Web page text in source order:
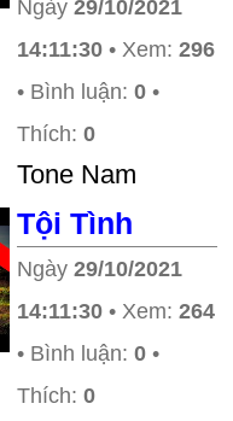
Ngày 29/10/2021
14:11:30 • Xem: 296
• Bình luận: 0 •
Thích: 0
Tone Nam
Tội Tình
Ngày 29/10/2021
14:11:30 • Xem: 264
• Bình luận: 0 •
Thích: 0